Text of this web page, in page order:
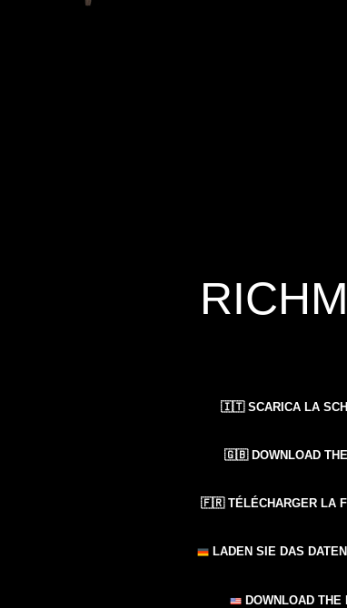
🇮🇹 SCARICA LA
🇬🇧 DOWNLOAD
🇫🇷 TÉLÉCHARGER LA
LADEN SIE DAS
DOWNLOAD THE